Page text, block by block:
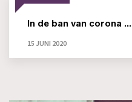
In de ban van corona ...
15 JUNI 2020